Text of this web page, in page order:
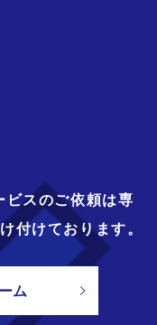
ビスのご依頼は専
付けております。
ム